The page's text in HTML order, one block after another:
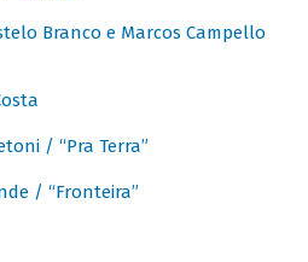
Branco e Marcos Campello
/ “Pra Terra”
/ “Fronteira”